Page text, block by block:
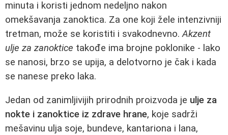
minuta i koristi jednom nedeljno nakon
omekšavanja zanoktica. Za one koji žele intenzivniji
tretman, može se koristiti i svakodnevno.Akzent
ulje za zanoktice takođe ima brojne poklonike - lako
se nanosi, brzo se upija, a delotvorno je čak i kada
se nanese preko laka.
Jedan od zanimljivijih prirodnih proizvoda je ulje za
nokte i zanoktice iz zdrave hrane, koje sadrži
mešavinu ulja soje, bundeve, kantariona i lana,